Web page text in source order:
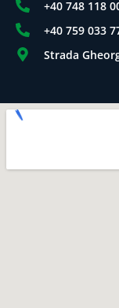
+40 748 118
+40 759 033
Strada